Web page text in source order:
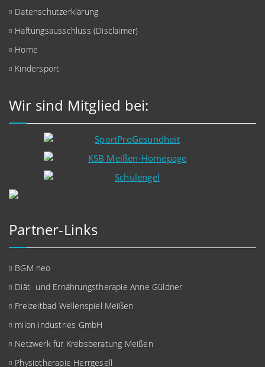
Datenschutzerklärung
Haftungsausschluss (Disclaimer)
Home
Kindersport
Wir sind Mitglied bei:
Partner-Links
BGM neo
Diät- und Ernährungstherapie Anne Güldner
Freizeitbad Wellenspiel Meißen
milon industries GmbH
Netzwerk für Krebsberatung Meißen
Physiotherapie Herrgesell